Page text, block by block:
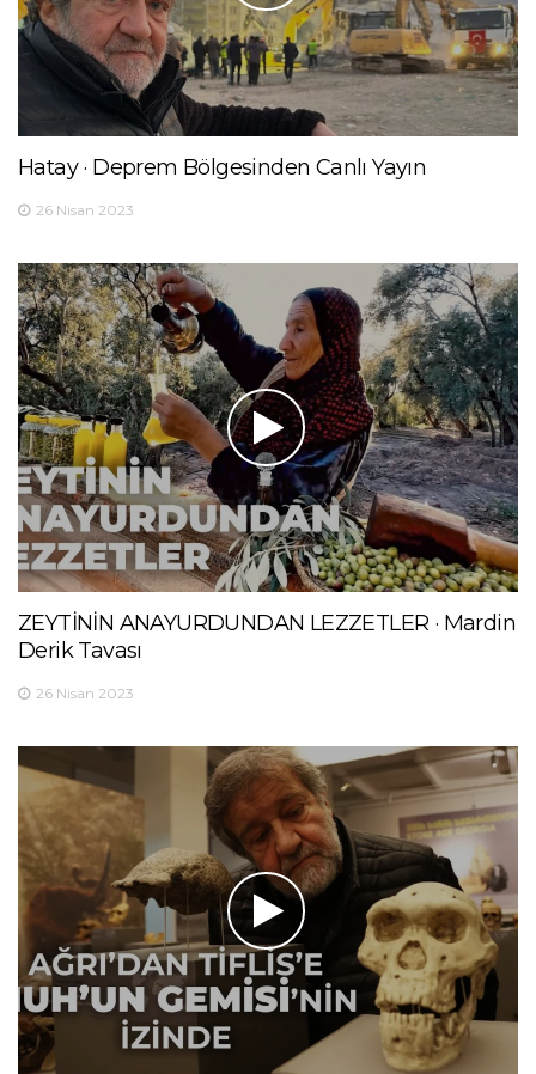
Hatay · Deprem Bölgesinden Canlı Yayın
26 Nisan 2023
ZEYTİNİN ANAYURDUNDAN LEZZETLER · Mardin
Derik Tavası
26 Nisan 2023